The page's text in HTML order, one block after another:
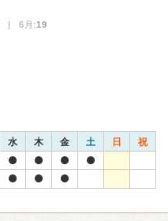
| 6月:19
水 木 金 土 日 祝